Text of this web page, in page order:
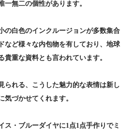
一無二の個性があります。
の白色のインクルージョンが多数集合
など様々な内包物を有しており、地球
貴重な資料とも言われています。
られる、こうした魅力的な表情は新し
気づかせてくれます。
ス・ブルーダイヤに1点1点手作りでミ